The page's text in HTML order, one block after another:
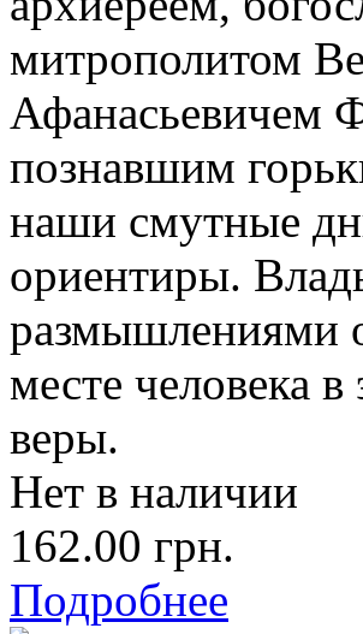
митрополитом
Афанасьевичем
познавшим
наши смутные
ориентиры.
размышлениями
месте человека
веры.
Нет в наличии
162.00 грн.
Подробнее